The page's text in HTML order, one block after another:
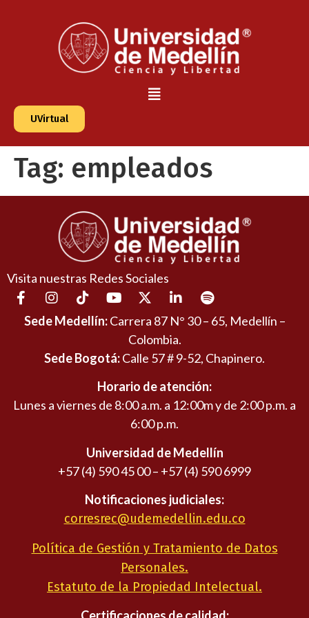
UVirtual
Tag: empleados
Visita nuestras Redes Sociales
Sede Medellín:Carrera 87 N° 30 – 65, Medellín –
Colombia.
Sede Bogotá:Calle 57 # 9-52, Chapinero.
Horario de atención:
Lunes a viernes de 8:00 a.m. a 12:00m y de 2:00 p.m. a
6:00 p.m.
Universidad de Medellín
+57 (4) 590 45 00 – +57 (4) 590 6999
Notificaciones judiciales:
corresrec@udemedellin.edu.co
Política de Gestión y Tratamiento de Datos
Personales.
Estatuto de la Propiedad Intelectual.